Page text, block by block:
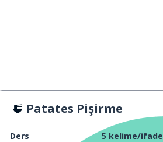
Patates Pişirme
Ders 5 kelime/ifade